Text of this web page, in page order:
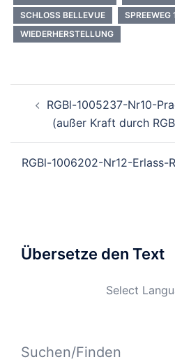
SCHLOSS BELLEVUE
SPREEWEG
WIEDERHERSTELLUNG
RGBl-1005237-Nr10-
(außer Kraft durch
RGBl-1006202-Nr12-Erlass-
Übersetze den Text
Select
Suchen/Finden